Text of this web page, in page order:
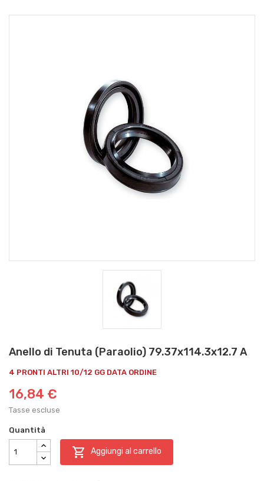
Anello di Tenuta (Paraolio) 79.37x114.3x12.7 A
4 PRONTI ALTRI 10/12 GG DATA ORDINE
16,84 €
Tasse escluse
Quantità
 Aggiungi al carrello